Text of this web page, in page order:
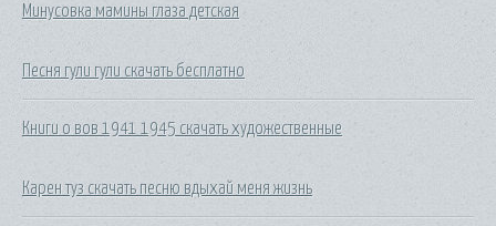
Минусовка мамины глаза детская
Песня гули гули скачать бесплатно
Книги о вов 1941 1945 скачать художественные
Карен туз скачать песню вдыхай меня жизнь